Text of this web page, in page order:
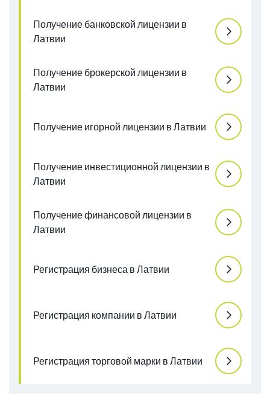
Получение банковской лицензии в
Латвии
Получение брокерской лицензии в
Латвии
Получение игорной лицензии в Латвии
Получение инвестиционной лицензии в
Латвии
Получение финансовой лицензии в
Латвии
Регистрация бизнеса в Латвии
Регистрация компании в Латвии
Регистрация торговой марки в Латвии